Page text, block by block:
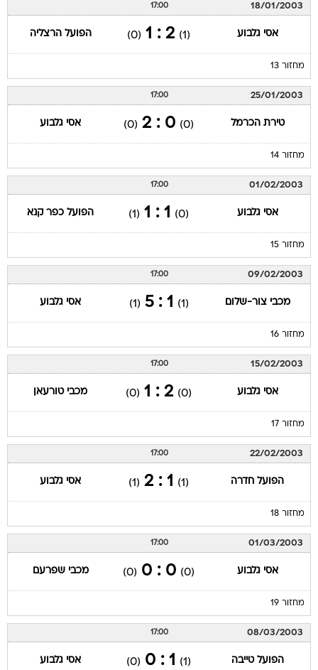
18/01/2003
17:00
אסי גלבוע (1)
2 : 1
(0) הפועל הרצליה
מחזור 13
25/01/2003
17:00
טירת הכרמל (0)
0 : 2
(0) אסי גלבוע
מחזור 14
01/02/2003
17:00
אסי גלבוע (0)
1 : 1
(1) הפועל כפר קנא
מחזור 15
09/02/2003
17:00
מכבי צור-שלום (1)
1 : 5
(1) אסי גלבוע
מחזור 16
15/02/2003
17:00
אסי גלבוע (0)
2 : 1
(0) מכבי טורעאן
מחזור 17
22/02/2003
17:00
הפועל חדרה (1)
1 : 2
(1) אסי גלבוע
מחזור 18
01/03/2003
17:00
אסי גלבוע (0)
0 : 0
(0) מכבי שפרעם
מחזור 19
08/03/2003
17:00
הפועל טייבה (1)
1 : 0
(0) אסי גלבוע